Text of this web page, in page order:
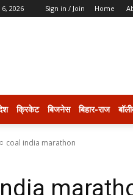
2026 Sign in / Join Home
क्रिकेट बिजनेस बिहार-राज
coal india marathon